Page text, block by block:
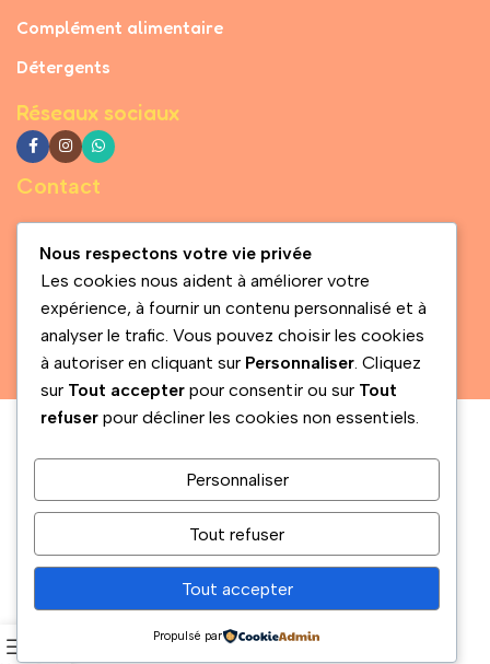
Complément alimentaire
Détergents
Réseaux sociaux
Contact
05 54 02 70 40
megusta@gmail.com
© 2025 MegustaMarket. Tous droits réservés.
discuter ? Contactez-nous !
Nous respectons votre vie privée
Les cookies nous aident à améliorer votre
expérience, à fournir un contenu personnalisé et à
analyser le trafic. Vous pouvez choisir les cookies
à autoriser en cliquant sur Personnaliser . Cliquez
sur Tout accepter pour consentir ou sur Tout
refuser pour décliner les cookies non essentiels.
Personnaliser
Tout refuser
Tout accepter
Propulsé par